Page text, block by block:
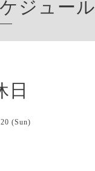
ジュール
日
(Sun)